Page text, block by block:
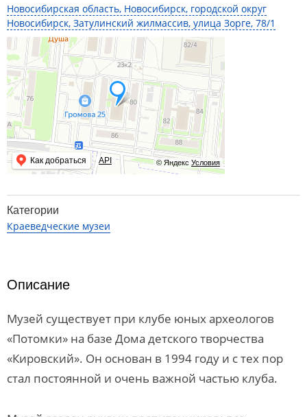
Новосибирская область, Новосибирск, городской округ
Новосибирск, Затулинский жилмассив, улица Зорге, 78/1
© Яндекс Условия
Как добраться API
Категории
Краеведческие музеи
Описание
Музей существует при клубе юных археологов
«Потомки» на базе Дома детского творчества
«Кировский». Он основан в 1994 году и с тех пор
стал постоянной и очень важной частью клуба.